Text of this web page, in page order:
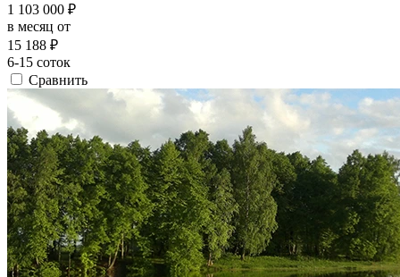
1 103 000 ₽
в месяц от
15 188 ₽
6-15 соток
Сравнить